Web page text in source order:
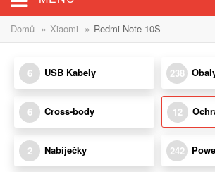
Domů » Xiaomi » Redmi Note 10S
6 USB Kabely 238
6 Cross-body 12
2 Nabíječky 242